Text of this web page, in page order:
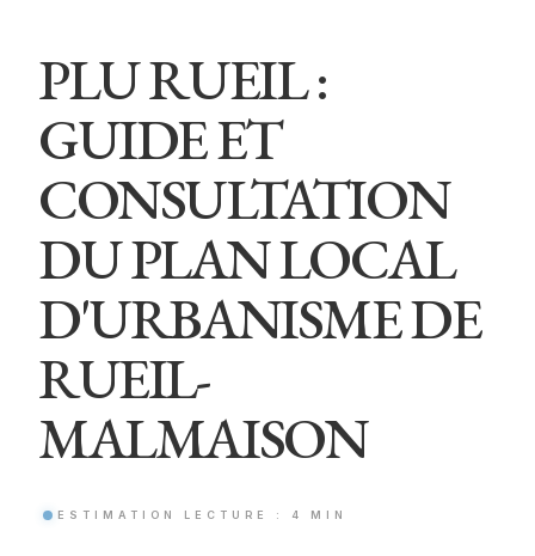
PLU RUEIL :
GUIDE ET
CONSULTATION
DU PLAN LOCAL
D'URBANISME DE
RUEIL-
MALMAISON
ESTIMATION LECTURE : 4 MIN